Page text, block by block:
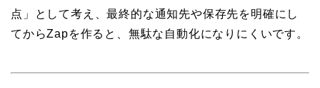
点」として考え、最終的な通知先や保存先を明確にし
てからZapを作ると、無駄な自動化になりにくいです。